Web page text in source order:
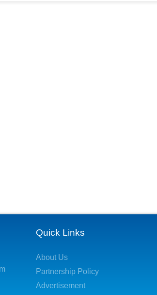
Quick Links
About Us
Partnership Policy
Advertisement